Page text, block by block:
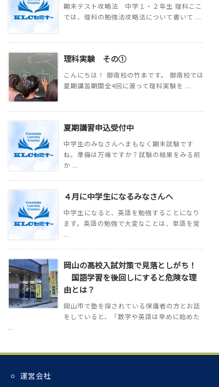
期末テスト攻略法 中学１・２年生 理科ここ
では、理科の勉強法攻略法について書いて ...
理科実験 その①
こんにちは！ 御南校の竹本です。 御南校では
夏期講習期間全4回に渡って理科実験を ...
夏期講習申込受付中
中学生のみなさんへまもなく期末試験です
ね。準備は万端ですか？試験の結果をみる前
か ...
４月に中学生になるみなさんへ
中学生になると、英語を勉強することになり
ます。英語の勉強で大変なことは、単語を覚
...
岡山の高校入試対策で見落としがち！
国語学習を後回しにすると危険な理
由とは？
岡山市で塾を探されている保護者の方とお話
をしていると、「数学や英語は早めに始めた
...
運営会社